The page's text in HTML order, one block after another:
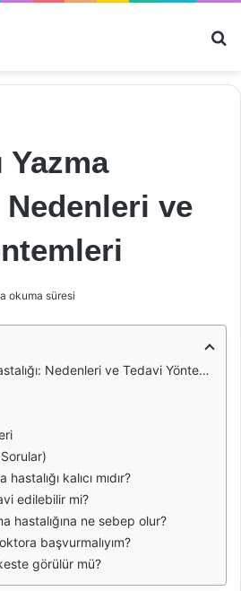
Yazma
Nedenleri ve
okuma süresi
Nedenleri ve Tedavi Yöntemleri
kalıcı mıdır?
edilebilir mi?
hastalığına ne sebep olur?
başvurmalıyım?
görülür mü?